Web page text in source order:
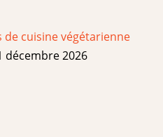
de cuisine végétarienne
décembre 2026